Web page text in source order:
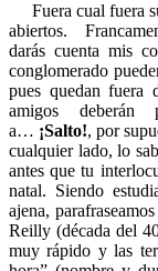
Fuera cual fuera
abiertos.
darás cuenta mis
conglomerado
pues quedan fuera
amigos deberán
a… ¡Salto!, por
cualquier lado, lo
antes que tu
natal. Siendo
ajena,
Reilly (década del
muy rápido y las